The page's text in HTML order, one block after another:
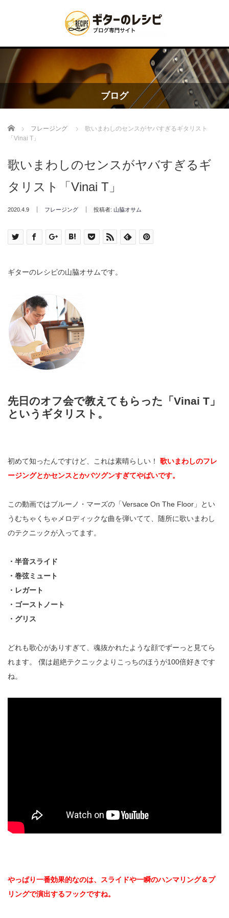
ブログ
Home フレージング
歌いまわしのセンスがヤバすぎるギタリスト
「Vinai T」
歌いまわしのセンスがヤバすぎるギ
タリスト「Vinai T」
2020.4.9 フレージング 投稿者: 山脇オサム
ギターのレシピの山脇オサムです。
先日のオフ会で教えてもらった「Vinai T」
というギタリスト。
初めて知ったんですけど、これは素晴らしい！ 歌いまわしのフレ
ージングとかセンスとかバツグンすぎてやばいです。
この動画ではブルーノ・マーズの「Versace On The Floor」とい
うむちゃくちゃメロディックな曲を弾いてて、随所に歌いまわし
のテクニックが入ってます。
・半音スライド
・巻弦ミュート
・レガート
・ゴーストノート
・グリス
どれも歌心がありすぎて、魂抜かれたような顔でずーっと見てら
れます。 僕は超絶テクニックよりこっちのほうが100倍好きです
ね。
やっぱり一番効果的なのは、スライドや一瞬のハンマリング＆プ
リングで演出するフックですね。